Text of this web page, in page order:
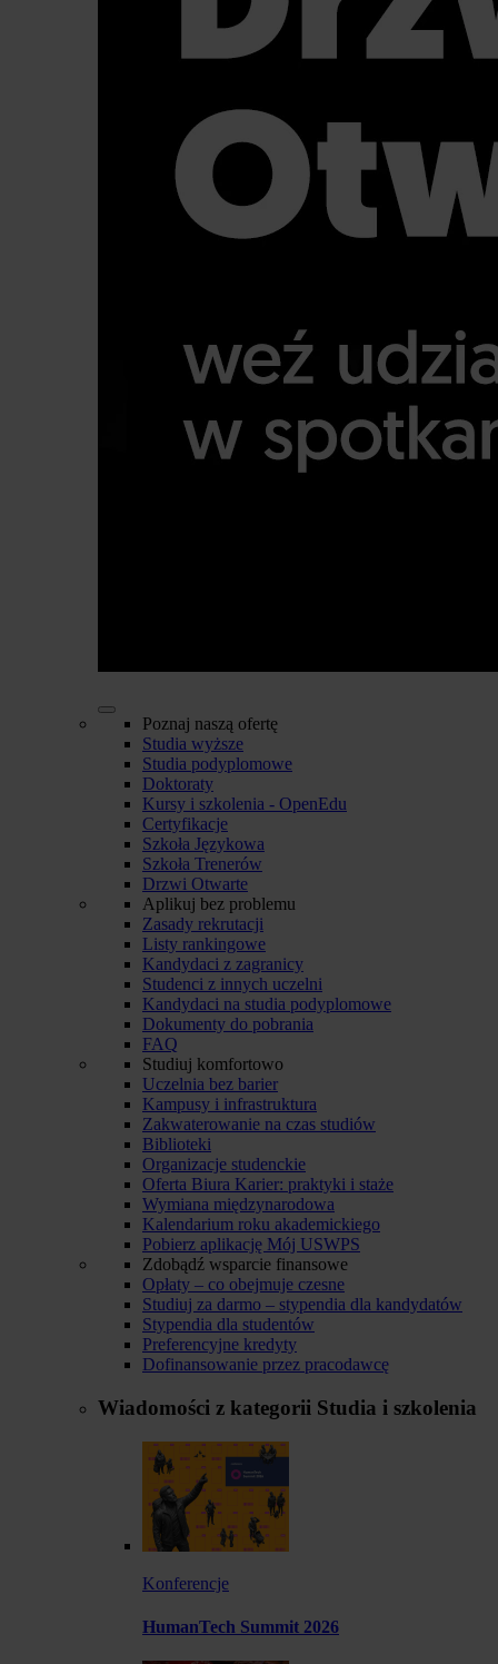
Poznaj naszą ofertę
Studia wyższe
Studia podyplomowe
Doktoraty
Kursy i szkolenia - OpenEdu
Certyfikacje
Szkoła Językowa
Szkoła Trenerów
Drzwi Otwarte
Aplikuj bez problemu
Zasady rekrutacji
Listy rankingowe
Kandydaci z zagranicy
Studenci z innych uczelni
Kandydaci na studia podyplomowe
Dokumenty do pobrania
FAQ
Studiuj komfortowo
Uczelnia bez barier
Kampusy i infrastruktura
Zakwaterowanie na czas studiów
Biblioteki
Organizacje studenckie
Oferta Biura Karier: praktyki i staże
Wymiana międzynarodowa
Kalendarium roku akademickiego
Pobierz aplikację Mój USWPS
Zdobądź wsparcie finansowe
Opłaty – co obejmuje czesne
Studiuj za darmo – stypendia dla kandydatów
Stypendia dla studentów
Preferencyjne kredyty
Dofinansowanie przez pracodawcę
Wiadomości z kategorii Studia i szkolenia
Konferencje
HumanTech Summit 2026